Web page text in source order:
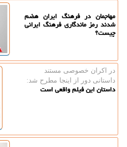
مهاجمان در فرهنگ ایران هضم
شدند رمز ماندگاری فرهنگ ایرانی
چیست؟
در اكران خصوصی مستند
داستانی دور از اینجا مطرح شد:
داستان این فیلم واقعی است